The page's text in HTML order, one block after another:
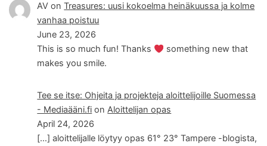
AV onTreasures: uusi kokoelma heinäkuussa ja kolme
vanhaa poistuu
June 23, 2026
This is so much fun! Thanks
something new that
makes you smile.
Tee se itse: Ohjeita ja projekteja aloittelijoille Suomessa
- Mediaääni.fi onAloittelijan opas
April 24, 2026
[…] aloittelijalle löytyy opas 61° 23° Tampere -blogista,